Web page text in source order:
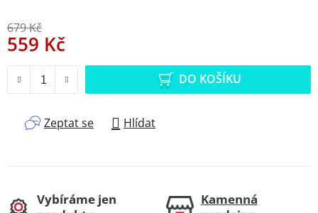
679 Kč
559 Kč
DO KOŠÍKU
Zeptat se Hlídat
Vybíráme jen
Kamenná